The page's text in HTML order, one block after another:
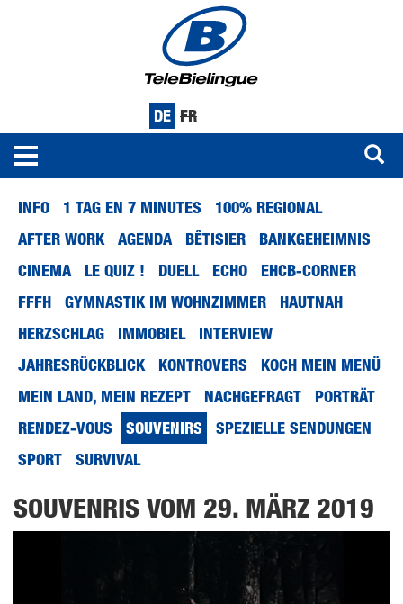
DE FR
INFO 1 TAG EN 7 MINUTES
100% REGIONAL
AFTER WORK
AGENDA BÊTISIER
BANKGEHEIMNIS
CINEMA
LE QUIZ ! DUELL ECHO
EHCB-CORNER
FFFH
GYMNASTIK IM WOHNZIMMER
HAUTNAH
HERZSCHLAG
IMMOBIEL
INTERVIEW
JAHRESRÜCKBLICK
KONTROVERS
KOCH MEIN MENÜ
MEIN LAND, MEIN REZEPT
NACHGEFRAGT
PORTRÄT
RENDEZ-VOUS
SOUVENIRS
SPEZIELLE SENDUNGEN
SPORT
SURVIVAL
SOUVENRIS VOM 29. MÄRZ 2019